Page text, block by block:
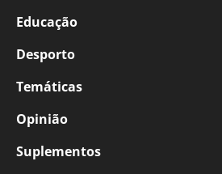
Educação
Desporto
Temáticas
Opinião
Suplementos